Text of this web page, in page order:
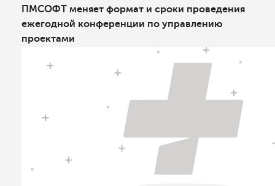
ПМСОФТ меняет формат и сроки проведения
ежегодной конференции по управлению
проектами